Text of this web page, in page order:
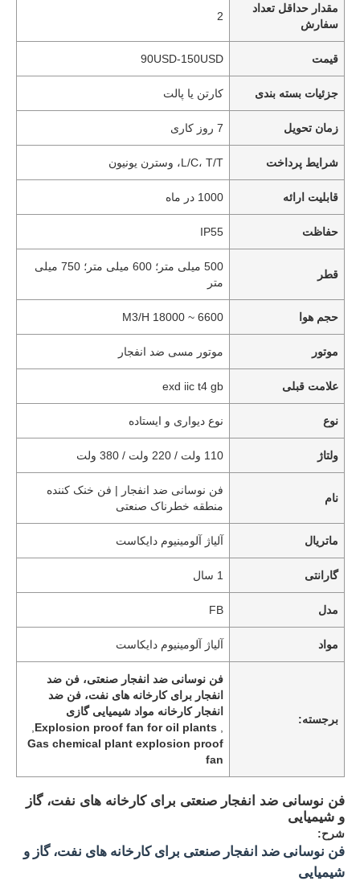
مقدار حداقل تعداد
سفارش
2
قیمت 90USD-150USD
جزئیات بسته بندی کارتن یا پالت
زمان تحویل 7 روز کاری
شرایط پرداخت L/C، T/T، وسترن یونیون
قابلیت ارائه 1000 در ماه
حفاظت IP55
قطر
500 میلی متر؛ 600 میلی متر؛ 750 میلی
متر
حجم هوا 6600 ~ 18000 M3/H
موتور موتور مسی ضد انفجار
علامت قبلی exd iic t4 gb
نوع نوع دیواری و ایستاده
ولتاژ 110 ولت / 220 ولت / 380 ولت
نام
فن نوسانی ضد انفجار | فن خنک کننده
منطقه خطرناک صنعتی
ماتریال آلیاژ آلومینیوم دایکاست
گارانتی 1 سال
مدل FB
مواد آلیاژ آلومینیوم دایکاست
برجسته:
فن نوسانی ضد انفجار صنعتی، فن ضد
انفجار برای کارخانه های نفت، فن ضد
انفجار کارخانه مواد شیمیایی گازی
Explosion proof fan for oil plants
Gas chemical plant explosion proof
fan
فن نوسانی ضد انفجار صنعتی برای کارخانه های نفت، گاز
و شیمیایی
شرح:
فن نوسانی ضد انفجار صنعتی برای کارخانه های نفت، گاز و
شیمیایی